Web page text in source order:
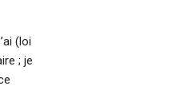
(loi
; je